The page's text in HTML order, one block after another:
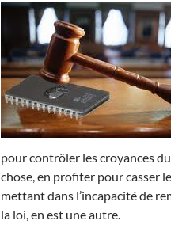
pour contrôler les croyances
chose, en profiter pour casser
mettant dans l’incapacité de
la loi, en est une autre.